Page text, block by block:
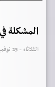
المشكلة
الثلاثاء - 25 نوفمبر 2025 - الساعة 01:06 ص